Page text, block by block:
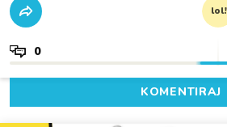
lol!
0
KOMENTIRAJ